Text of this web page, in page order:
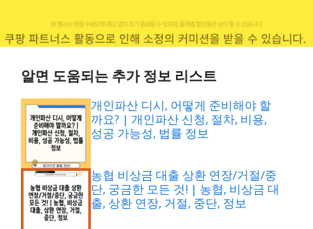
알면 도움되는 추가 정보 리스트
개인파산 디시, 어떻게 준비해야 할
까요? | 개인파산 신청, 절차, 비용,
성공 가능성, 법률 정보
농협 비상금 대출 상환 연장/거절/중
단, 궁금한 모든 것! | 농협, 비상금 대
출, 상환 연장, 거절, 중단, 정보